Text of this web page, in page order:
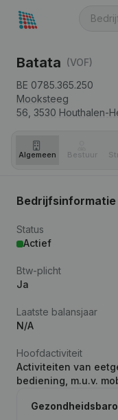
Batata (VOF)
BE 0785.365.250
Mooksteeg
56, 3530 Houthalen-
Algemeen Bestuur
Bedrijfsinformatie
Status
Actief
Btw-plicht
Ja
Laatste balansjaar
N/A
Hoofdactiviteit
Activiteiten van
bediening, m.u.v.